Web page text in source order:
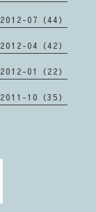
2012-07（44）
2012-04（42）
2012-01（22）
2011-10（35）